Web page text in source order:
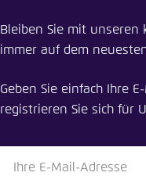
Bleiben Sie mit
immer auf dem
Geben Sie einfach Ihre
registrieren Sie sich für